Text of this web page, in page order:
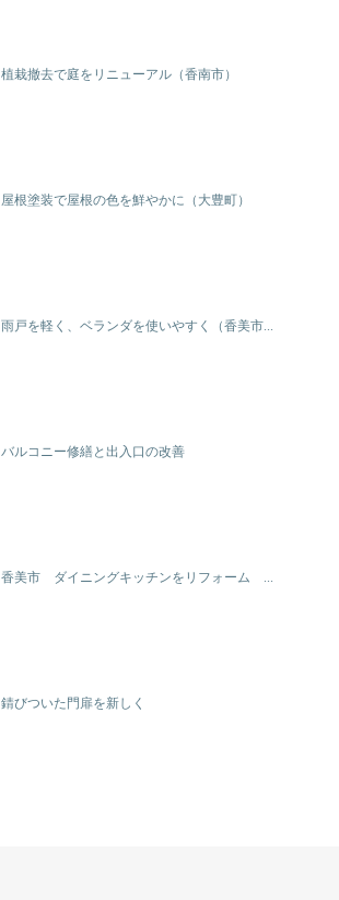
植栽撤去で庭をリニューアル（香南市）
屋根塗装で屋根の色を鮮やかに（大豊町）
雨戸を軽く、ベランダを使いやすく（香美市...
バルコニー修繕と出入口の改善
香美市 ダイニングキッチンをリフォーム ...
錆びついた門扉を新しく